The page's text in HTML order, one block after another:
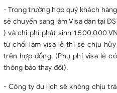
- Trong trường hợp quý khách
sẽ chuyển sang làm Visa dán tại
) và chi phí phát sinh 1.500.000
từ chối làm visa lẻ thì sẽ chịu
trên hợp đồng. (Phụ phí visa lẻ
thông báo thay đổi).
- Công ty du lịch sẽ không chịu